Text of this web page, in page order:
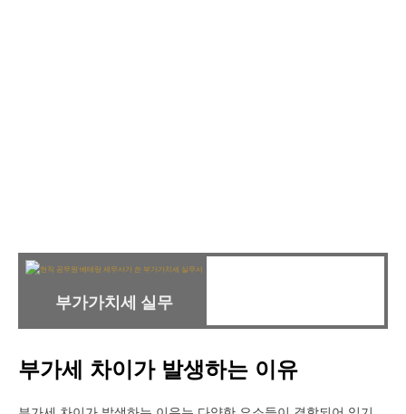
부가가치세 실무
부가세 차이가 발생하는 이유